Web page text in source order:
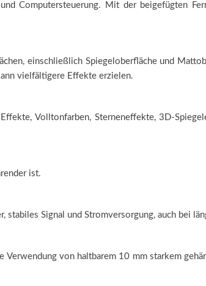
Computersteuerung. Mit der beigefügten
einschließlich Spiegeloberfläche und
vielfältigere Effekte erzielen.
Volltonfarben, Sterneneffekte, 3D-
ist.
stabiles Signal und Stromversorgung, auch bei
Verwendung von haltbarem 10 mm starkem